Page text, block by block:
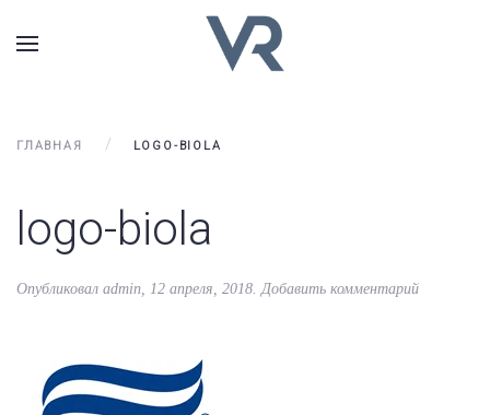
ГЛАВНАЯ LOGO-BIOLA
logo-biola
Опубликовал admin, 12 апреля, 2018.Добавить комментарий